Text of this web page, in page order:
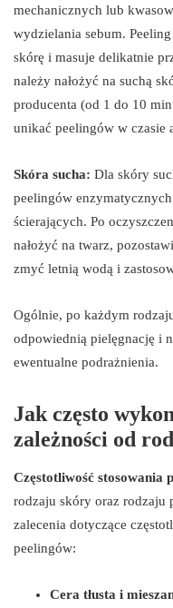
mechanicznych lub
wydzielania sebum.
skórę i masuje delikatnie
należy nałożyć na suchą
producenta (od 1 do 10
unikać peelingów w czasie
Skóra sucha: Dla skóry
peelingów
ścierających. Po
nałożyć na twarz,
zmyć letnią wodą i
Ogólnie, po każdym
odpowiednią pielęgnację i
ewentualne podrażnienia.
Jak często
zależności od
Częstotliwość stosowania
rodzaju skóry oraz rodzaju
zalecenia dotyczące
peelingów:
Cera tłusta i